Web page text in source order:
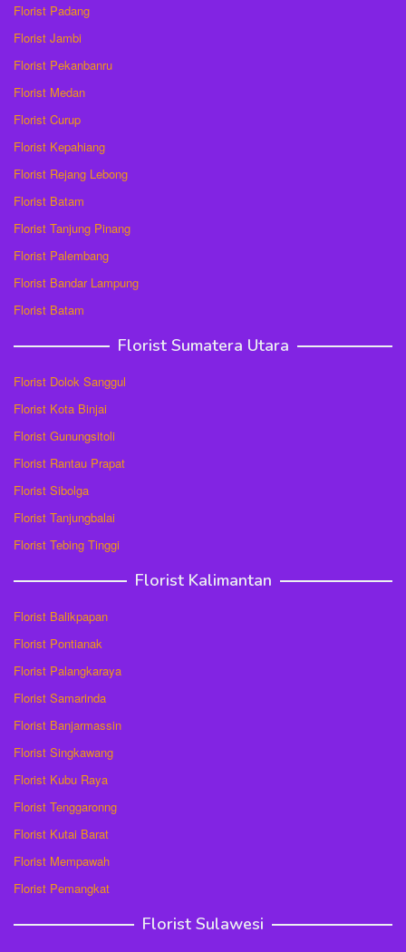
Florist Padang
Florist Jambi
Florist Pekanbanru
Florist Medan
Florist Curup
Florist Kepahiang
Florist Rejang Lebong
Florist Batam
Florist Tanjung Pinang
Florist Palembang
Florist Bandar Lampung
Florist Batam
Florist Sumatera Utara
Florist Dolok Sanggul
Florist Kota Binjai
Florist Gunungsitoli
Florist Rantau Prapat
Florist Sibolga
Florist Tanjungbalai
Florist Tebing Tinggi
Florist Kalimantan
Florist Balikpapan
Florist Pontianak
Florist Palangkaraya
Florist Samarinda
Florist Banjarmassin
Florist Singkawang
Florist Kubu Raya
Florist Tenggaronng
Florist Kutai Barat
Florist Mempawah
Florist Pemangkat
Florist Sulawesi